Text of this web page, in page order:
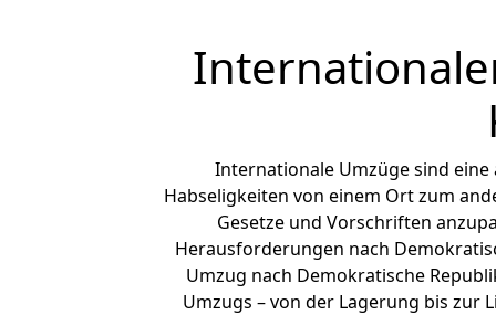
Internationale Umzüge sind
Habseligkeiten von einem Ort zum
Gesetze und Vorschriften
Herausforderungen nach
Umzug nach Demokratische
Umzugs – von der Lagerung bis zur